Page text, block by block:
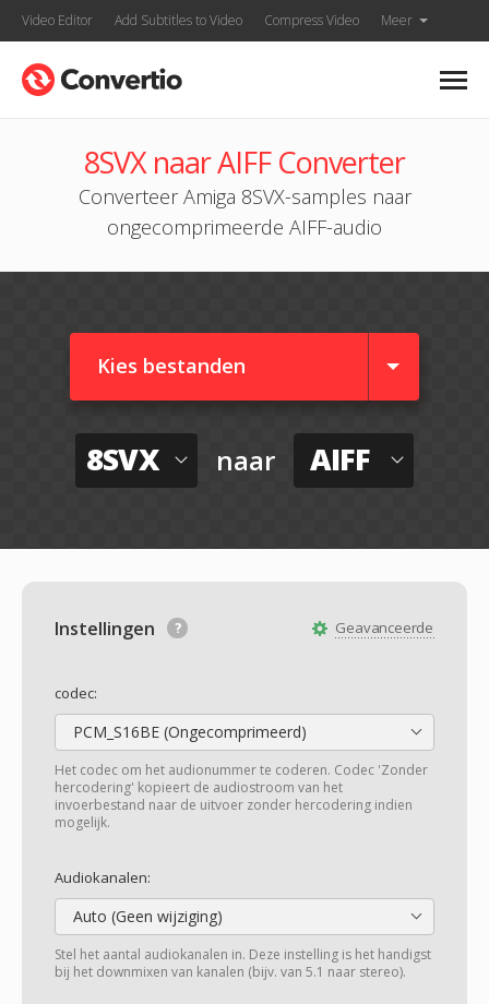
Video Editor Add Subtitles to Video Compress Video Meer
8SVX naar AIFF Converter
Converteer Amiga 8SVX-samples naar
ongecomprimeerde AIFF-audio
Kies bestanden
8SVX naar AIFF
Geavanceerde
Instellingen
codec:
PCM_S16BE (Ongecomprimeerd)
Het codec om het audionummer te coderen. Codec 'Zonder
hercodering' kopieert de audiostroom van het
invoerbestand naar de uitvoer zonder hercodering indien
mogelijk.
Audiokanalen:
Auto (Geen wijziging)
Stel het aantal audiokanalen in. Deze instelling is het handigst
bij het downmixen van kanalen (bijv. van 5.1 naar stereo).